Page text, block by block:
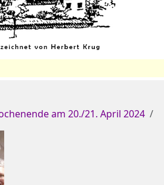
am 20./21. April 2024